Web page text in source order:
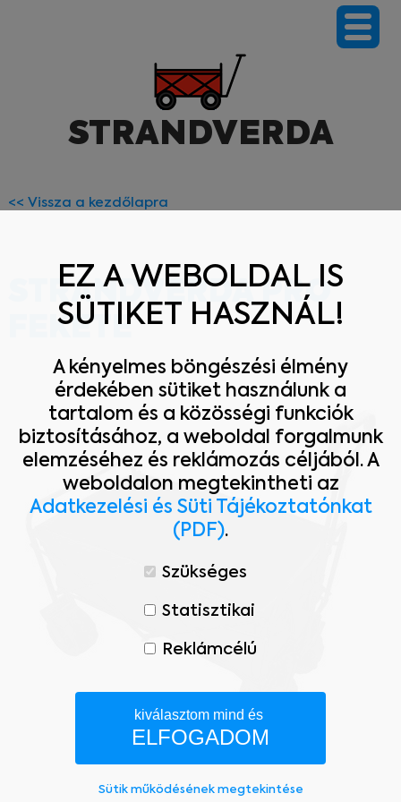
SZERVIZ
BLOG
KAPCSOLAT
STRANDVERDA
<< Vissza a kezdőlapra
STRANDVERDA PRO
FEKETE
EZ A WEBOLDAL IS
SÜTIKET HASZNÁL!
A kényelmes böngészési élmény
érdekében sütiket használunk a
tartalom és a közösségi funkciók
biztosításához, a weboldal forgalmunk
elemzéséhez és reklámozás céljából. A
weboldalon megtekintheti az
Adatkezelési és Süti Tájékoztatónkat
(PDF).
Szükséges
Statisztikai
Reklámcélú
kiválasztom mind és
ELFOGADOM
Sütik működésének megtekintése